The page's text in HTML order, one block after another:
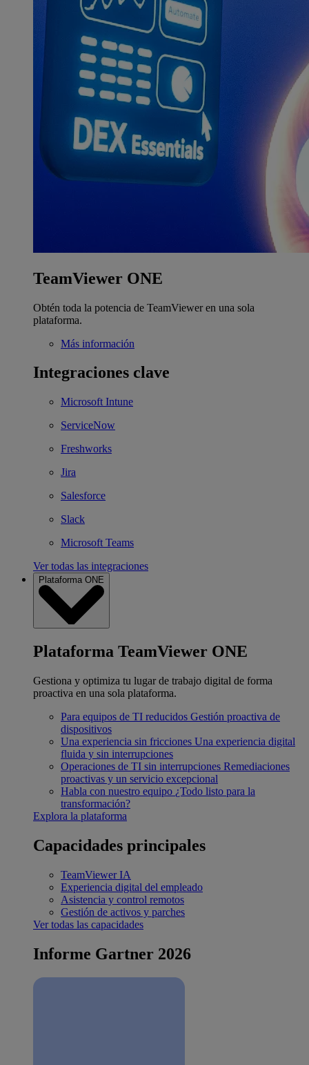
TeamViewer ONE
Obtén toda la potencia de TeamViewer en una sola
plataforma.
Más información
Integraciones clave
Microsoft Intune
ServiceNow
Freshworks
Jira
Salesforce
Slack
Microsoft Teams
Ver todas las integraciones
Plataforma ONE
Plataforma TeamViewer ONE
Gestiona y optimiza tu lugar de trabajo digital de forma
proactiva en una sola plataforma.
Para equipos de TI reducidos Gestión proactiva de
dispositivos
Una experiencia sin fricciones Una experiencia digital
fluida y sin interrupciones
Operaciones de TI sin interrupciones Remediaciones
proactivas y un servicio excepcional
Habla con nuestro equipo ¿Todo listo para la
transformación?
Explora la plataforma
Capacidades principales
TeamViewer IA
Experiencia digital del empleado
Asistencia y control remotos
Gestión de activos y parches
Ver todas las capacidades
Informe Gartner 2026